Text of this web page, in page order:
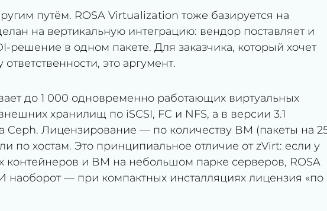
путём. ROSA Virtualization тоже базируется на
на вертикальную интеграцию: вендор поставляет и
решение в одном пакете. Для заказчика, который хочет
это аргумент.
до 1 000 одновременно работающих виртуальных
хранилищ по iSCSI, FC и NFS, а в версии 3.1
Ceph. Лицензирование — по количеству ВМ (пакеты на
по хостам. Это принципиальное отличие от zVirt: если у
контейнеров и ВМ на небольшом парке серверов, ROSA
наоборот — при компактных инсталляциях лицензия «по